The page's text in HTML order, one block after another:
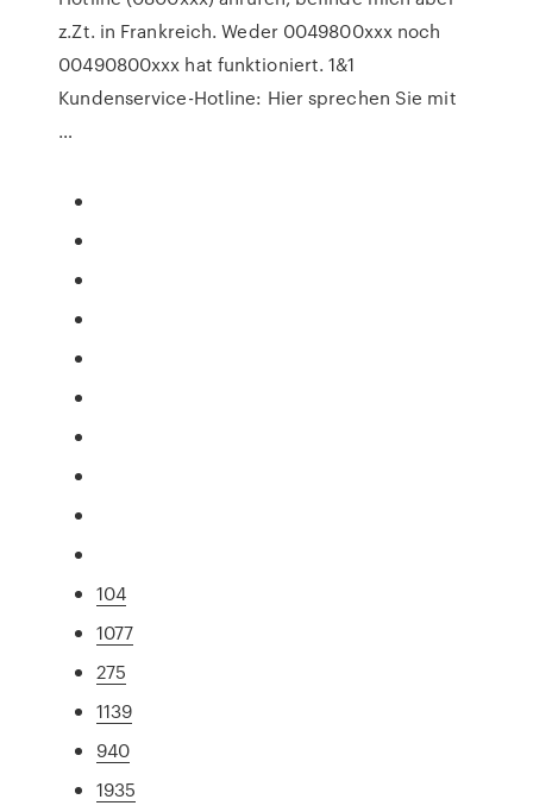
z.Zt. in Frankreich. Weder 0049800xxx noch
00490800xxx hat funktioniert. 1&1
Kundenservice-Hotline: Hier sprechen Sie mit
…
104
1077
275
1139
940
1935